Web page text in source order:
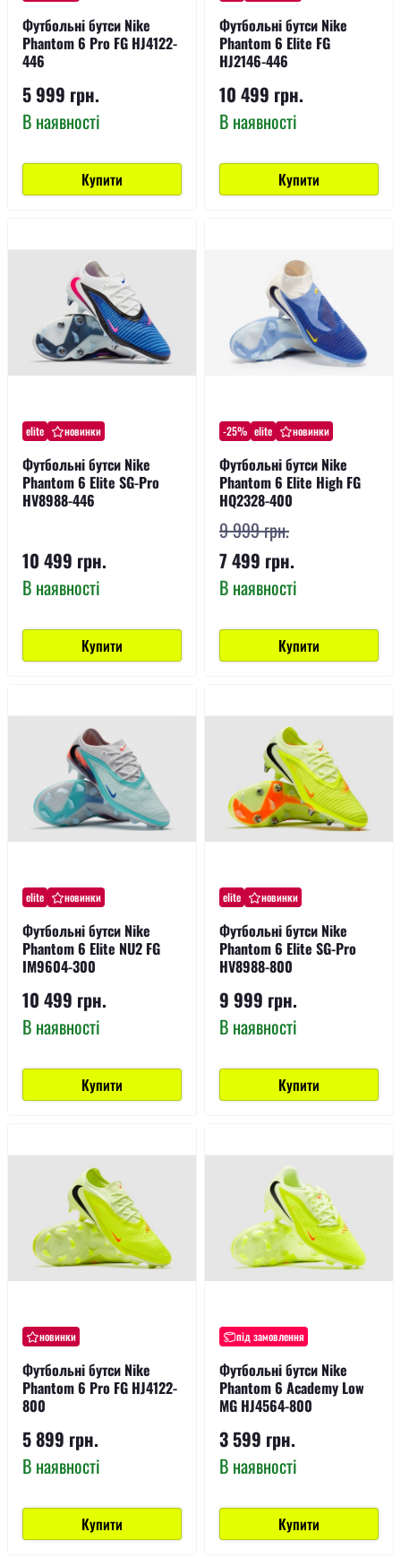
Футбольні бутси Nike
Phantom 6 Pro FG HJ4122-
446
5 999 грн.
В наявності
Купити
Футбольні бутси Nike
Phantom 6 Elite FG
HJ2146-446
10 499 грн.
В наявності
Купити
elite новинки
Футбольні бутси Nike
Phantom 6 Elite SG-Pro
HV8988-446
10 499 грн.
В наявності
Купити
-25% elite новинки
Футбольні бутси Nike
Phantom 6 Elite High FG
HQ2328-400
9 999 грн.
7 499 грн.
В наявності
Купити
elite новинки
Футбольні бутси Nike
Phantom 6 Elite NU2 FG
IM9604-300
10 499 грн.
В наявності
Купити
elite новинки
Футбольні бутси Nike
Phantom 6 Elite SG-Pro
HV8988-800
9 999 грн.
В наявності
Купити
новинки
Футбольні бутси Nike
Phantom 6 Pro FG HJ4122-
800
5 899 грн.
В наявності
Купити
під замовлення
Футбольні бутси Nike
Phantom 6 Academy Low
MG HJ4564-800
3 599 грн.
В наявності
Купити